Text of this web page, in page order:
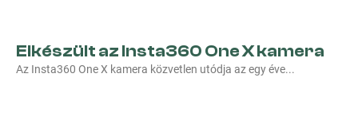
Elkészült az Insta360 One X kamera
Az Insta360 One X kamera közvetlen utódja az egy éve